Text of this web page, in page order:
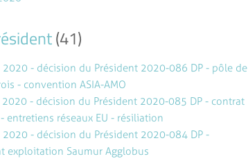
(41)
- décision du Président 2020-086 DP - pôle de
- convention ASIA-AMO
- décision du Président 2020-085 DP - contrat
entretiens réseaux EU - résiliation
- décision du Président 2020-084 DP -
exploitation Saumur Agglobus